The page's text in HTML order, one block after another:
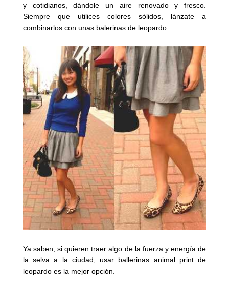
y cotidianos, dándole un aire renovado y fresco.
Siempre que utilices colores sólidos, lánzate a
combinarlos con unas balerinas de leopardo.
Ya saben, si quieren traer algo de la fuerza y energía de
la selva a la ciudad, usar ballerinas animal print de
leopardo es la mejor opción.